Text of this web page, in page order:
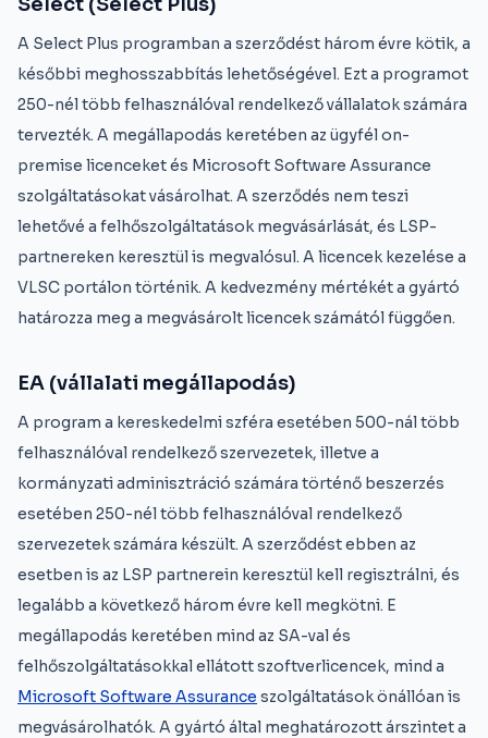
A Select Plus programban a szerződést három évre kötik, a
későbbi meghosszabbítás lehetőségével. Ezt a programot
250-nél több felhasználóval rendelkező vállalatok számára
tervezték. A megállapodás keretében az ügyfél on-
premise licenceket és Microsoft Software Assurance
szolgáltatásokat vásárolhat. A szerződés nem teszi
lehetővé a felhőszolgáltatások megvásárlását, és LSP-
partnereken keresztül is megvalósul. A licencek kezelése a
VLSC portálon történik. A kedvezmény mértékét a gyártó
határozza meg a megvásárolt licencek számától függően.
EA (vállalati megállapodás)
A program a kereskedelmi szféra esetében 500-nál több
felhasználóval rendelkező szervezetek, illetve a
kormányzati adminisztráció számára történő beszerzés
esetében 250-nél több felhasználóval rendelkező
szervezetek számára készült. A szerződést ebben az
esetben is az LSP partnerein keresztül kell regisztrálni, és
legalább a következő három évre kell megkötni. E
megállapodás keretében mind az SA-val és
felhőszolgáltatásokkal ellátott szoftverlicencek, mind a
Microsoft Software Assurance szolgáltatások önállóan is
megvásárolhatók. A gyártó által meghatározott árszintet a